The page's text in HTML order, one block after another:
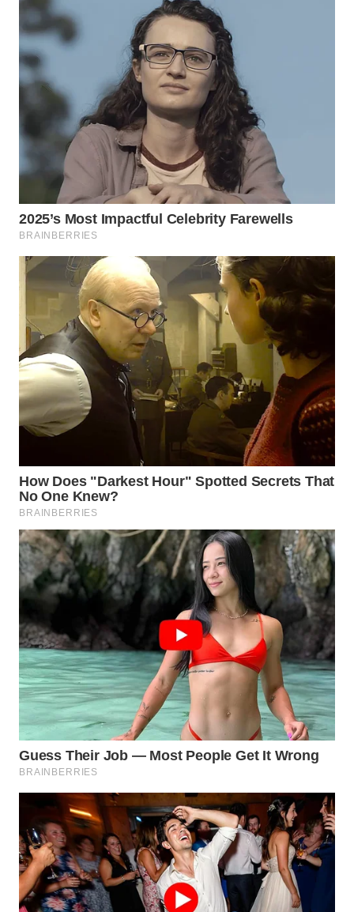
WN
NUSANTARA
WN
JOGJA
WN
BALI
WN
KALBAR
KALTENG
WN
KALTARA
WN
WN
KALTIM
WN
SULSEL
WN
GORONTALO
WN
SULUT
WN
MALUKU
WN
MALUT
WN
DAIRI
WN